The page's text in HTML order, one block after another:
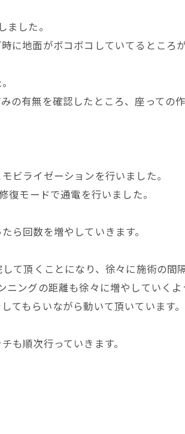
した。
に地面がボコボコしていてるところ
の有無を確認したところ、座っての
ビライゼーションを行いました。
モードで通電を行いました。
ら回数を増やしていきます。
て頂くことになり、徐々に施術の間
ングの距離も徐々に増やしていくよ
てもらいながら動いて頂いています。
も順次行っていきます。